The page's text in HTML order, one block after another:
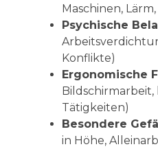
Maschinen,
Psychische
Konflikte)
Ergonomische
Tätigkeiten)
Besondere
in Höhe,